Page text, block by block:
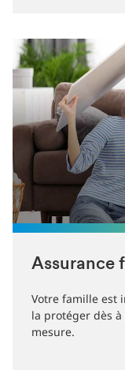
Assurance
Votre famille est
la protéger dès
mesure.